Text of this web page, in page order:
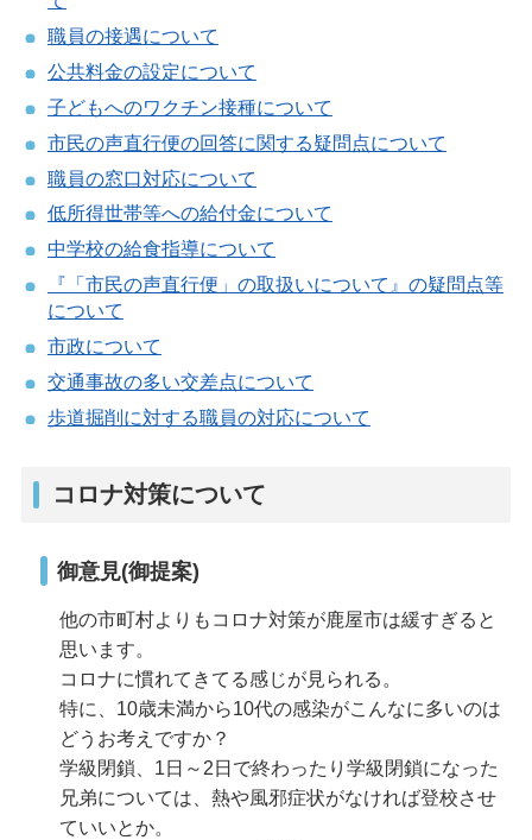
職員の接遇について
公共料金の設定について
子どもへのワクチン接種について
市民の声直行便の回答に関する疑問点について
職員の窓口対応について
低所得世帯等への給付金について
中学校の給食指導について
『「市民の声直行便」の取扱いについて』の疑問点等
について
市政について
交通事故の多い交差点について
歩道掘削に対する職員の対応について
コロナ対策について
御意見(御提案)
他の市町村よりもコロナ対策が鹿屋市は緩すぎると
思います。
コロナに慣れてきてる感じが見られる。
特に、10歳未満から10代の感染がこんなに多いのは
どうお考えですか？
学級閉鎖、1日～2日で終わったり学級閉鎖になった
兄弟については、熱や風邪症状がなければ登校させ
ていいとか。